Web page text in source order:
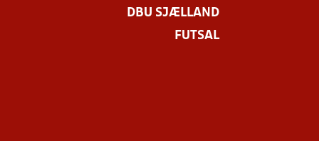
DBU SJÆLLAND
FUTSAL